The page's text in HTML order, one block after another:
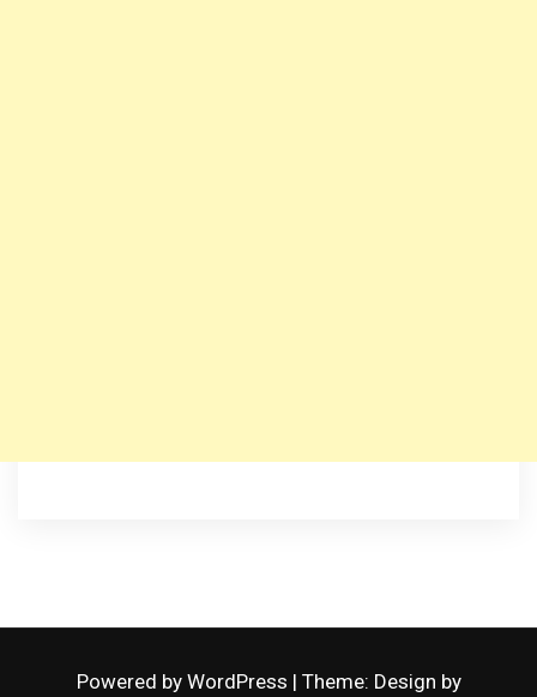
Powered by WordPress | Theme: Design by